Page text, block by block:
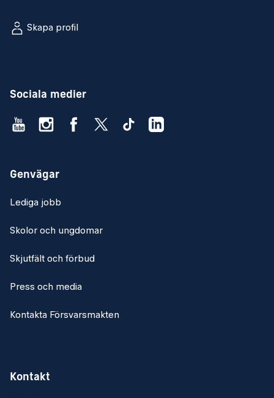
Skapa profil
Sociala medier
Genvägar
Lediga jobb
Skolor och ungdomar
Skjutfält och förbud
Press och media
Kontakta Försvarsmakten
Kontakt